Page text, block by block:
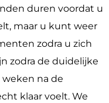
duren voordat u
maar u kunt weer
zodra u zich
zodra de duidelijke
weken na de
klaar voelt. We